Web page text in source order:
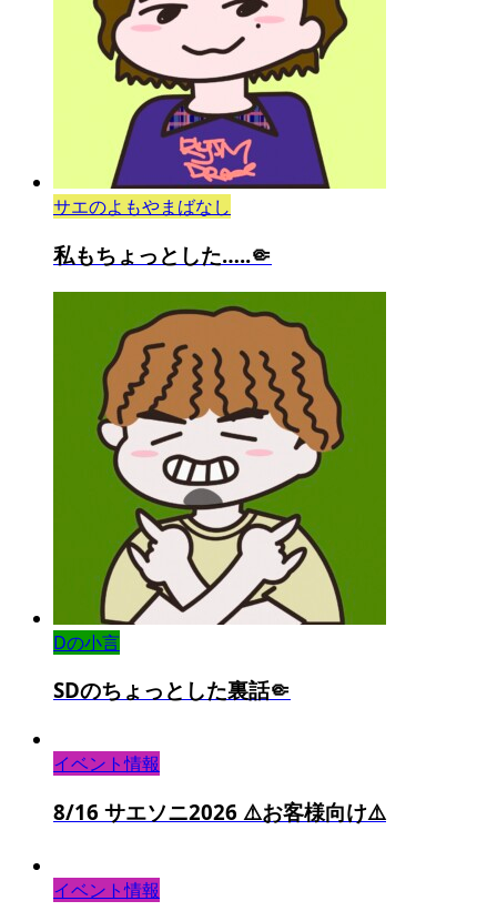
サエのよもやまばなし
私もちょっとした…..🤏
Dの小言
SDのちょっとした裏話🤏
イベント情報
8/16 サエソニ2026 ⚠️お客様向け⚠️
イベント情報